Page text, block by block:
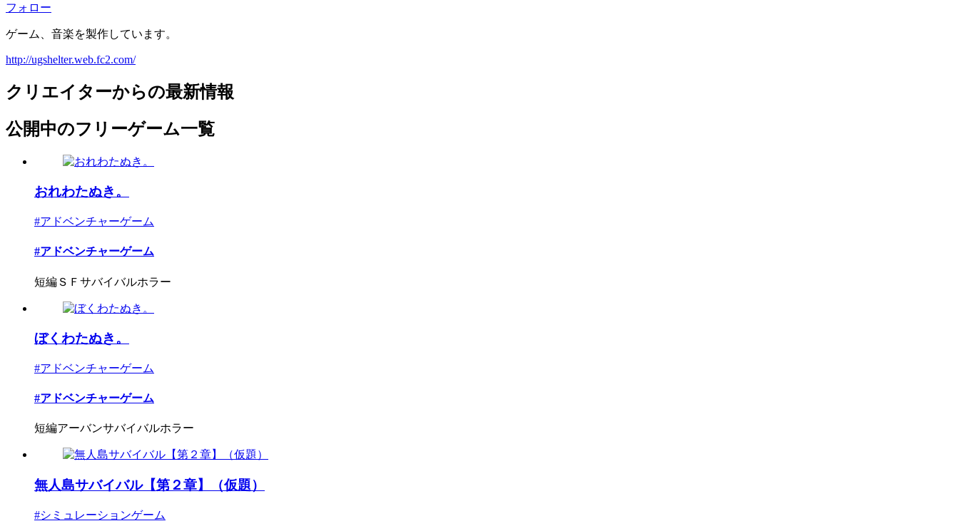
フォロー
ゲーム、音楽を製作しています。
http://ugshelter.web.fc2.com/
クリエイターからの最新情報
公開中のフリーゲーム一覧
おれわたぬき。
#アドベンチャーゲーム
#アドベンチャーゲーム
短編ＳＦサバイバルホラー
ぼくわたぬき。
#アドベンチャーゲーム
#アドベンチャーゲーム
短編アーバンサバイバルホラー
無人島サバイバル【第２章】（仮題）
#シミュレーションゲーム